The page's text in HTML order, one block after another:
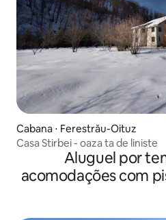
Cabana ⋅ Ferestrău-Oituz
Casa Stirbei - oaza ta de liniste
Aluguel por
acomodações com